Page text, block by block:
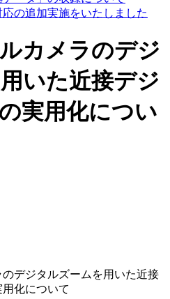
の追加実施をいたしました
カメラのデジ
いた近接デジ
実用化につい
デジタルズームを用いた近接
化について